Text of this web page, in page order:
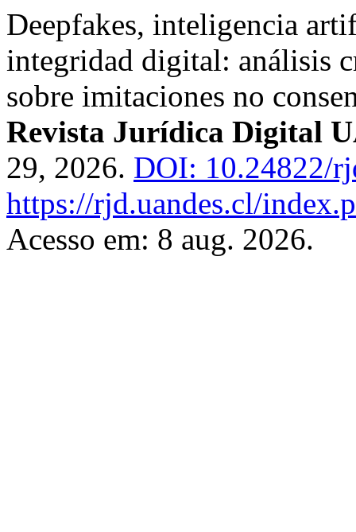
Deepfakes, inteligencia
integridad digital: análisis
sobre imitaciones no
Revista Jurídica Digital
29, 2026. DOI: 10.24822/
https://rjd.uandes.cl/
Acesso em: 8 aug. 2026.